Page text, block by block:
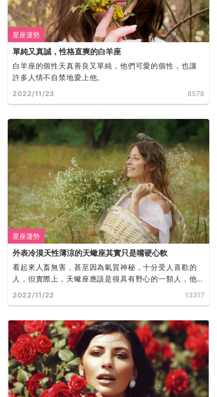
星座運勢
單純又真誠，性格直爽的白羊座
白羊座的個性天真善良又單純，他們可愛的個性，也讓
許多人情不自禁地愛上他。
2022/11/23 8578
星座運勢
外表冷漠天性薄涼的天蠍座其實只是嘴硬心軟
看起來人畜無害，甚至因為氣質神秘，十分受人喜歡的
人，但實際上，天蠍座應該是很具有野心的一類人，他
們也確實是可以為了自己的事業做出很多犧牲，與其他
2022/11/22 13317